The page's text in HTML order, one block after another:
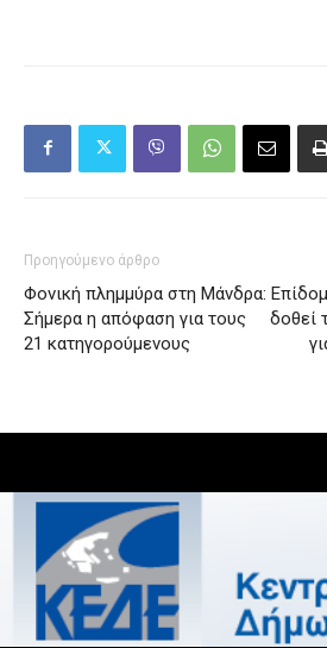
Προηγούμενο άρθρο
Φονική πλημμύρα στη Μάνδρα:
Σήμερα η απόφαση για τους
21 κατηγορούμενους
δοθεί